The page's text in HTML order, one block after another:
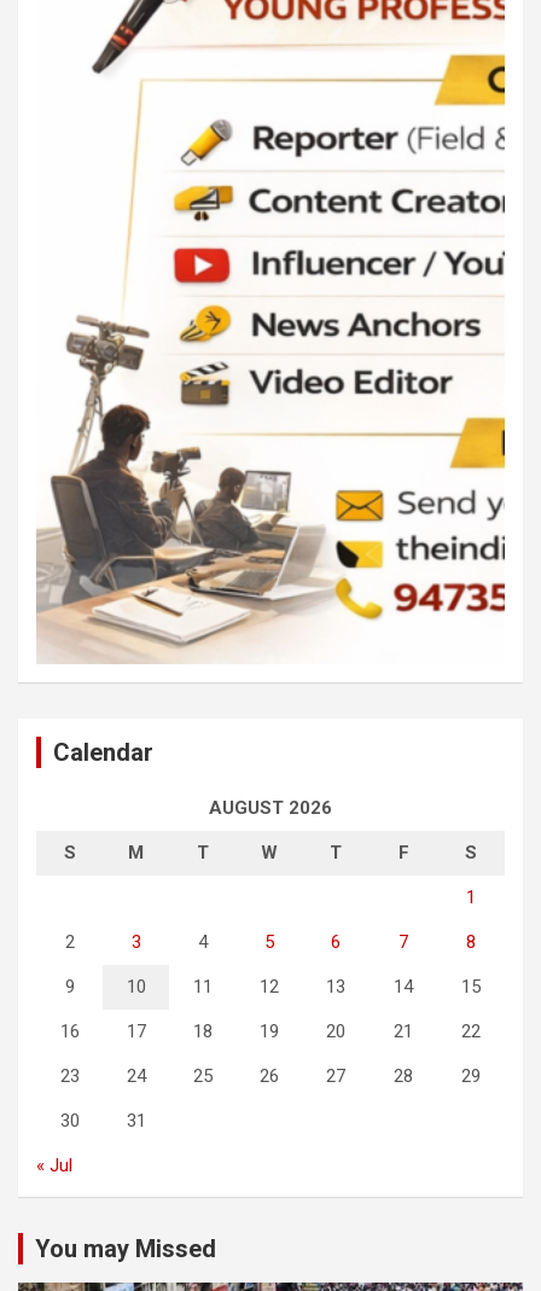
Calendar
AUGUST 2026
S M T W T F S
1
2 3 4 5 6 7 8
9 10 11 12 13 14 15
16 17 18 19 20 21 22
23 24 25 26 27 28 29
30 31
« Jul
You may Missed